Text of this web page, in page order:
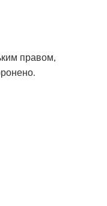
правом,